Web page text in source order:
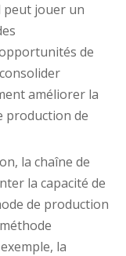
peut jouer un
de
améliorer la
production de
la chaîne de
la capacité de
de production
la